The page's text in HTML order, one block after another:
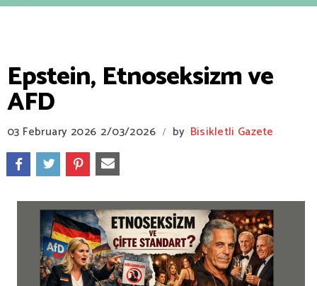
Epstein, Etnoseksizm ve
AFD
03 February 2026 2/03/2026 / by Bisikletli Gazete